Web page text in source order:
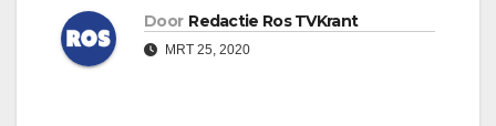
Door Redactie Ros TVKrant
MRT 25, 2020